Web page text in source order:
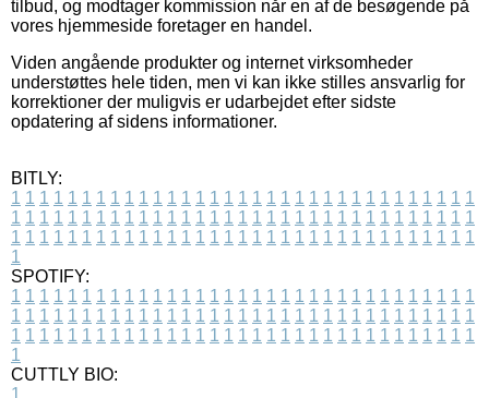
tilbud, og modtager kommission når en af de besøgende på
vores hjemmeside foretager en handel.
Viden angående produkter og internet virksomheder
understøttes hele tiden, men vi kan ikke stilles ansvarlig for
korrektioner der muligvis er udarbejdet efter sidste
opdatering af sidens informationer.
BITLY:
1 1 1 1 1 1 1 1 1 1 1 1 1 1 1 1 1 1 1 1 1 1 1 1 1 1 1 1 1 1 1 1 1
1 1 1 1 1 1 1 1 1 1 1 1 1 1 1 1 1 1 1 1 1 1 1 1 1 1 1 1 1 1 1 1 1
1 1 1 1 1 1 1 1 1 1 1 1 1 1 1 1 1 1 1 1 1 1 1 1 1 1 1 1 1 1 1 1 1
1
SPOTIFY:
1 1 1 1 1 1 1 1 1 1 1 1 1 1 1 1 1 1 1 1 1 1 1 1 1 1 1 1 1 1 1 1 1
1 1 1 1 1 1 1 1 1 1 1 1 1 1 1 1 1 1 1 1 1 1 1 1 1 1 1 1 1 1 1 1 1
1 1 1 1 1 1 1 1 1 1 1 1 1 1 1 1 1 1 1 1 1 1 1 1 1 1 1 1 1 1 1 1 1
1
CUTTLY BIO: